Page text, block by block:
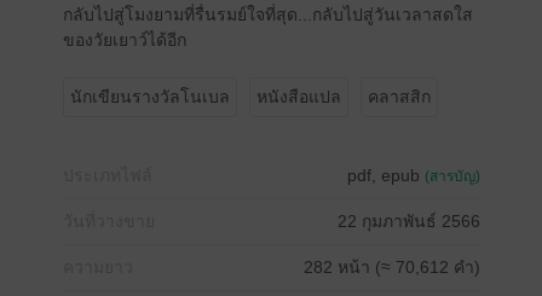
กลับไปสู่โมงยามที่รื่นรมย์ใจที่สุด...กลับไปสู่วันเวลาสดใส
ของวัยเยาว์ได้อีก
นักเขียนรางวัลโนเบล หนังสือแปล คลาสสิก
pdf, epub (สารบัญ)
22 กุมภาพันธ์ 2566
282 หน้า (≈ 70,612 คำ)